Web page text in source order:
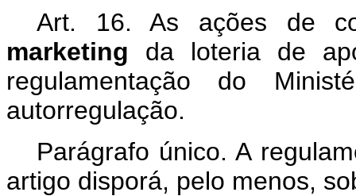
Art. 16. As ações de
marketing da loteria de
regulamentação do
autorregulação.
Parágrafo único. A
artigo disporá, pelo menos,